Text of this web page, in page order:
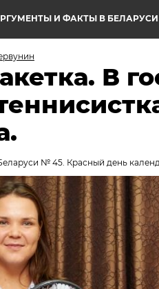
И ФАКТЫ В БЕЛАРУСИ
В
№ 45. Красный день